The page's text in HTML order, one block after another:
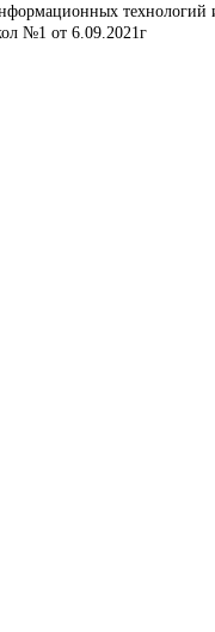
№1 от 6.09.2021г